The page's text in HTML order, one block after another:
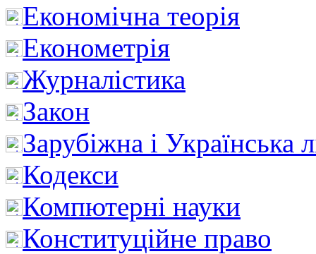
Економічна теорія
Економетрія
Журналістика
Закон
Зарубіжна і Українська
Кодекси
Компютерні науки
Конституційне право